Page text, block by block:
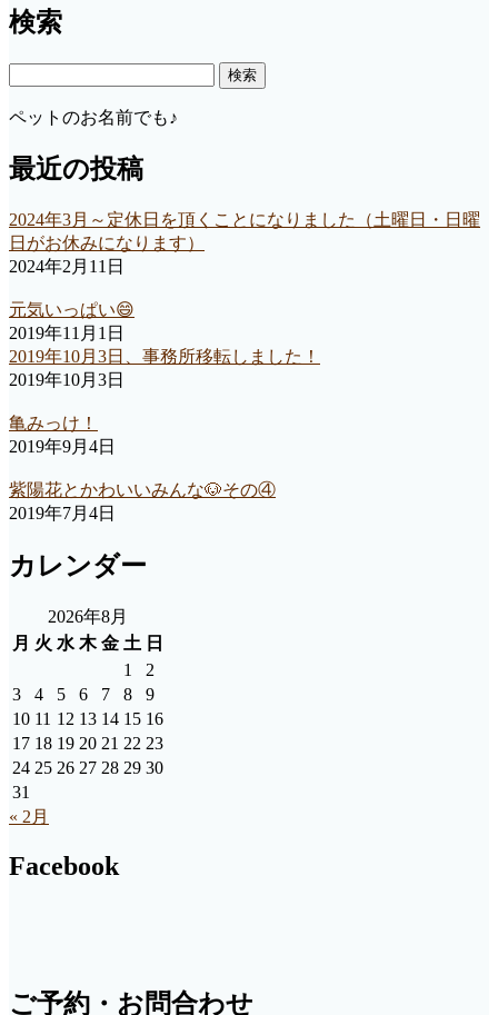
検索
ペットのお名前でも♪
最近の投稿
2024年3月～定休日を頂くことになりました（土曜日・日曜
日がお休みになります）
2024年2月11日
元気いっぱい😄
2019年11月1日
2019年10月3日、事務所移転しました！
2019年10月3日
亀みっけ！
2019年9月4日
紫陽花とかわいいみんな🐶その④
2019年7月4日
カレンダー
2026年8月
月 火 水 木 金 土 日
1
2
3
4 5 6 7 8
9
10 11 12 13 14 15 16
17 18 19 20 21 22 23
24 25 26 27 28 29 30
31
« 2月
Facebook
ご予約・お問合わせ